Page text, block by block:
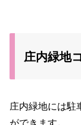
庄内緑地
庄内緑地には駐